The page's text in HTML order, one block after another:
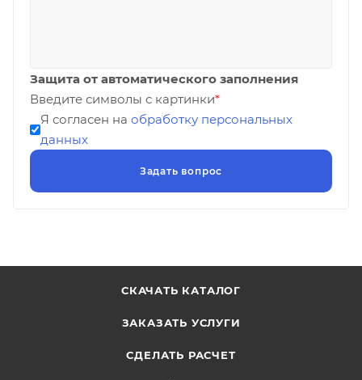
Защита от автоматического заполнения
Введите символы с картинки*
Я согласен на обработку персональных
данных
СКАЧАТЬ КАТАЛОГ
ЗАКАЗАТЬ УСЛУГИ
СДЕЛАТЬ РАСЧЕТ